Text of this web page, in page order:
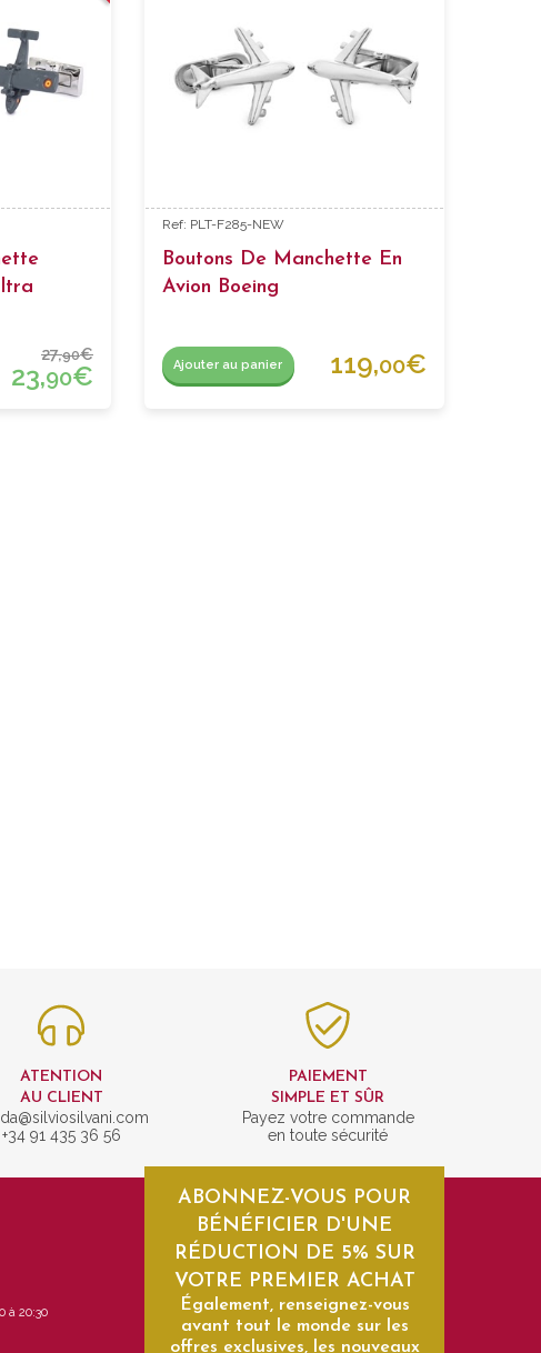
27,90€
23,90€
Ref: PLT-F285-NEW
Boutons De Manchette En
Avion Boeing
Ajouter au panier 119,00€
ATENTION
AU CLIENT
+34 91 435 36 56
PAIEMENT
SIMPLE ET SÛR
Payez votre commande
en toute sécurité
à 20:30
ABONNEZ-VOUS POUR
BÉNÉFICIER D'UNE
RÉDUCTION DE 5% SUR
VOTRE PREMIER ACHAT
Également, renseignez-vous
avant tout le monde sur les
offres exclusives, les nouveaux